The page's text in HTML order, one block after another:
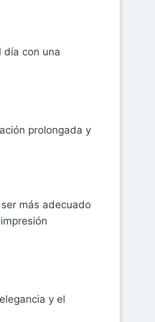
día con una
prolongada y
más adecuado
y el